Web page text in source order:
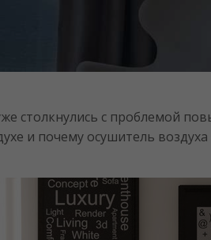
столкнулись с проблемой
и почему осушитель